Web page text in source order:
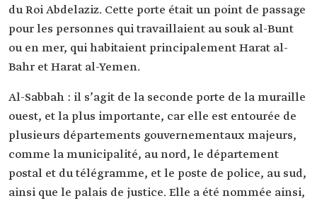
du Roi Abdelaziz. Cette porte était un point de passage
pour les personnes qui travaillaient au souk al-Bunt
ou en mer, qui habitaient principalement Harat al-
Bahr et Harat al-Yemen.
Al-Sabbah : il s’agit de la seconde porte de la muraille
ouest, et la plus importante, car elle est entourée de
plusieurs départements gouvernementaux majeurs,
comme la municipalité, au nord, le département
postal et du télégramme, et le poste de police, au sud,
ainsi que le palais de justice. Elle a été nommée ainsi,